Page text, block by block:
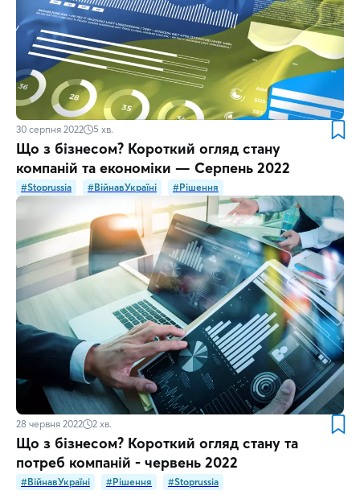
30 серпня 2022 5 хв.
Що з бізнесом? Короткий огляд стану
компаній та економіки — Серпень 2022
#Stoprussia #ВійнавУкраїні #Рішення
28 червня 2022 2 хв.
Що з бізнесом? Короткий огляд стану та
потреб компаній - червень 2022
#ВійнавУкраїні #Рішення #Stoprussia